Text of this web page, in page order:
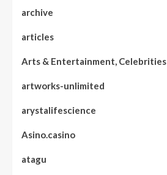
archive
articles
Arts & Entertainment, Celebrities
artworks-unlimited
arystalifescience
Asino.casino
atagu